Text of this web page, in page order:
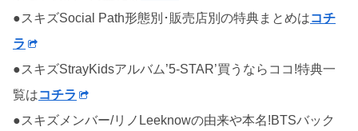
●スキズSocial Path形態別･販売店別の特典まとめはコチ
ラ
●スキズStrayKidsアルバム’5-STAR’買うならココ!特典一
覧はコチラ
●スキズメンバー/リノLeeknowの由来や本名!BTSバック